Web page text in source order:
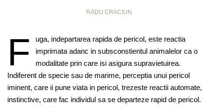
RADU CRACIUN
F
uga, indepartarea rapida de pericol, este reactia
imprimata adanc in subsconstientul animalelor ca o
modalitate prin care isi asigura supravietuirea.
Indiferent de specie sau de marime, perceptia unui pericol
iminent, care ii pune viata in pericol, trezeste reactii automate,
instinctive, care fac individul sa se departeze rapid de pericol.